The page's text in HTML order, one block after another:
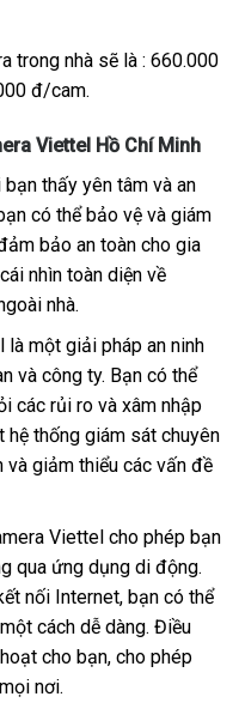
trong nhà sẽ là : 660.000
đ/cam.
Viettel Hồ Chí Minh
thấy yên tâm và an
có thể bảo vệ và giám
bảo an toàn cho gia
nhìn toàn diện về
nhà.
là một giải pháp an ninh
và công ty. Bạn có thể
các rủi ro và xâm nhập
hệ thống giám sát chuyên
và giảm thiểu các vấn đề
Viettel cho phép bạn
qua ứng dụng di động.
nối Internet, bạn có thể
cách dễ dàng. Điều
cho bạn, cho phép
nơi.